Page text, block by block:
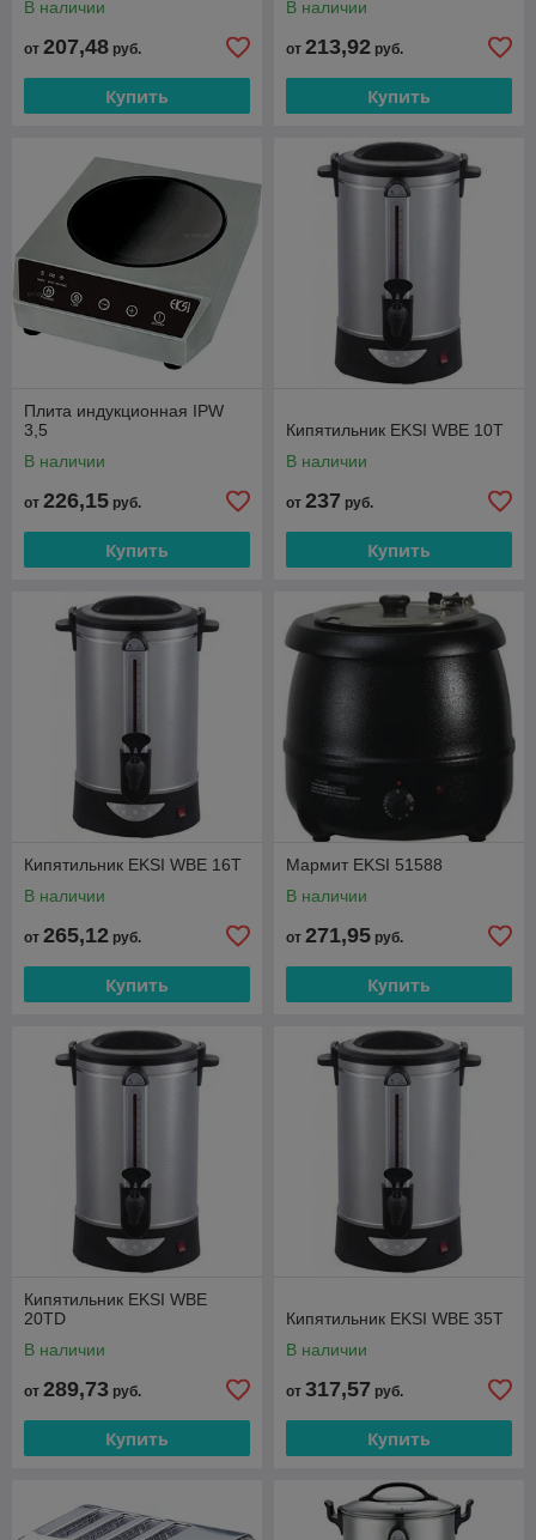
В наличии
от 207,48 руб.
Купить
В наличии
от 213,92 руб.
Купить
Плита индукционная IPW
3,5
В наличии
от 226,15 руб.
Купить
Кипятильник EKSI WBE 10T
В наличии
от 237 руб.
Купить
Кипятильник EKSI WBE 16T
В наличии
от 265,12 руб.
Купить
Мармит EKSI 51588
В наличии
от 271,95 руб.
Купить
Кипятильник EKSI WBE
20TD
В наличии
от 289,73 руб.
Купить
Кипятильник EKSI WBE 35T
В наличии
от 317,57 руб.
Купить